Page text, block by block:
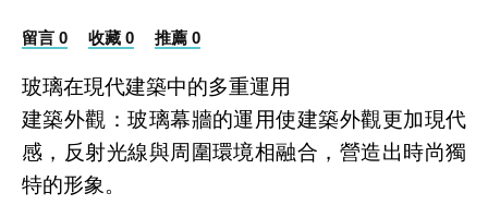
留言 0 收藏 0 推薦 0
玻璃在現代建築中的多重運用
建築外觀：玻璃幕牆的運用使建築外觀更加現代
感，反射光線與周圍環境相融合，營造出時尚獨
特的形象。